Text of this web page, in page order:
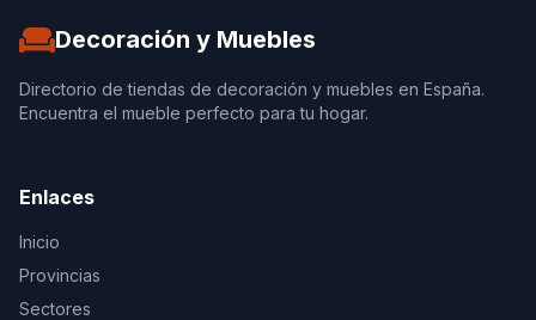
Decoración y Muebles
Directorio de tiendas de decoración y muebles en España.
Encuentra el mueble perfecto para tu hogar.
Enlaces
Inicio
Provincias
Sectores